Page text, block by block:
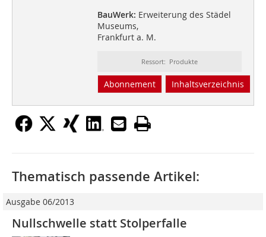
BauWerk: Erweiterung des Städel
Museums,
Frankfurt a. M.
Ressort: Produkte
Abonnement Inhaltsverzeichnis
Thematisch passende Artikel:
Ausgabe 06/2013
Nullschwelle statt Stolperfalle